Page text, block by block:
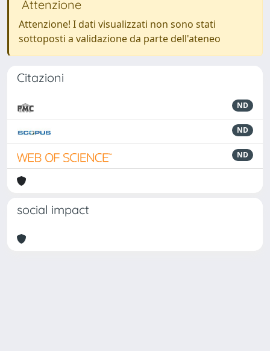
Attenzione
Attenzione! I dati visualizzati non sono stati
sottoposti a validazione da parte dell'ateneo
Citazioni
ND
ND
ND
social impact